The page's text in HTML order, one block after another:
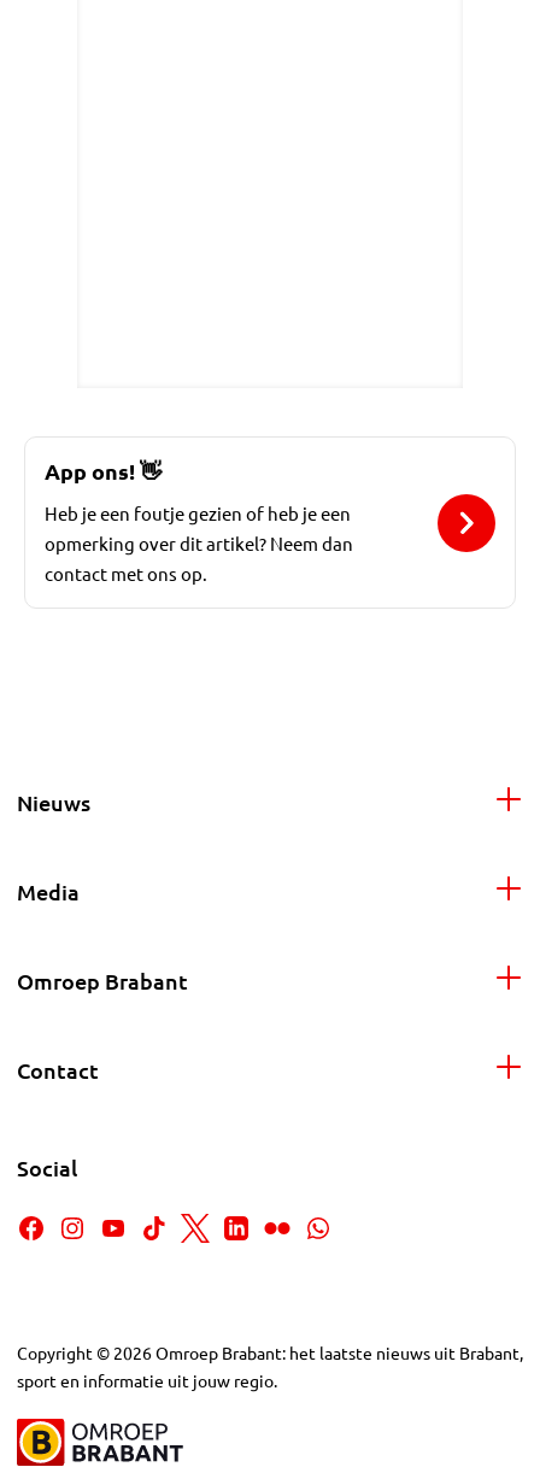
App ons!👋
Heb je een foutje gezien of heb je een
opmerking over dit artikel? Neem dan
contact met ons op.
Nieuws
Media
Omroep Brabant
Contact
Social
Copyright © 2026Omroep Brabant: het laatste nieuws uit Brabant,
sport en informatie uit jouw regio.